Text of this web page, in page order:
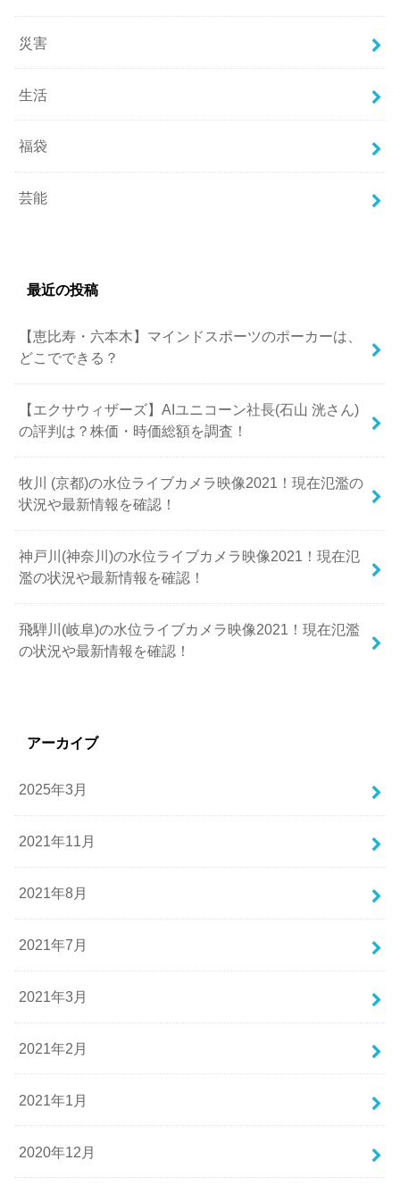
災害
生活
福袋
芸能
最近の投稿
【恵比寿・六本木】マインドスポーツのポーカーは、
どこでできる？
【エクサウィザーズ】AIユニコーン社長(石山 洸さん)
の評判は？株価・時価総額を調査！
牧川 (京都)の水位ライブカメラ映像2021！現在氾濫の
状況や最新情報を確認！
神戸川(神奈川)の水位ライブカメラ映像2021！現在氾
濫の状況や最新情報を確認！
飛騨川(岐阜)の水位ライブカメラ映像2021！現在氾濫
の状況や最新情報を確認！
アーカイブ
2025年3月
2021年11月
2021年8月
2021年7月
2021年3月
2021年2月
2021年1月
2020年12月